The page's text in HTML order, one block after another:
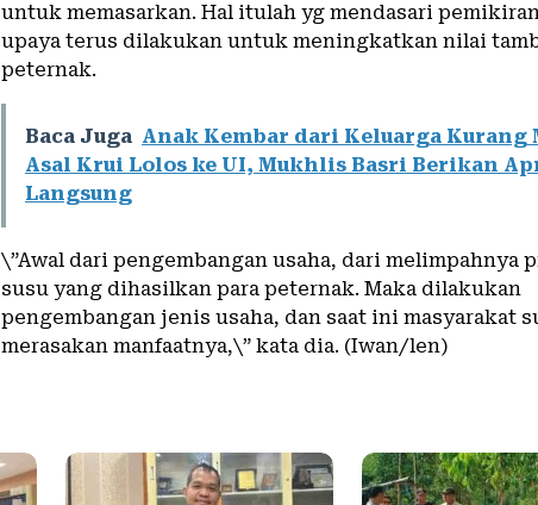
untuk memasarkan. Hal itulah yg mendasari
upaya terus dilakukan untuk meningkatkan nilai
peternak.
Baca Juga Anak Kembar dari Keluarga Kurang
Asal Krui Lolos ke UI, Mukhlis Basri Berikan
Langsung
\”Awal dari pengembangan usaha, dari melimpahnya
susu yang dihasilkan para peternak. Maka dilakukan
pengembangan jenis usaha, dan saat ini masyarakat
merasakan manfaatnya,\” kata dia. (Iwan/len)